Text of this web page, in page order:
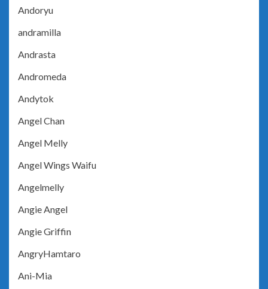
Andoryu
andramilla
Andrasta
Andromeda
Andytok
Angel Chan
Angel Melly
Angel Wings Waifu
Angelmelly
Angie Angel
Angie Griffin
AngryHamtaro
Ani-Mia